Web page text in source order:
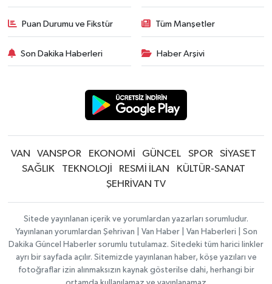
Puan Durumu ve Fikstür Tüm Manşetler
Son Dakika Haberleri Haber Arşivi
VAN VANSPOR EKONOMİ GÜNCEL SPOR
SİYASET
SAĞLIK
TEKNOLOJİ RESMİ İLAN
KÜLTÜR-SANAT
ŞEHRİVAN TV
Sitede yayınlanan içerik ve yorumlardan yazarları sorumludur.
Yayınlanan yorumlardan Şehrivan | Van Haber | Van Haberleri | Son
Dakika Güncel Haberler sorumlu tutulamaz. Sitedeki tüm harici linkler
ayrı bir sayfada açılır. Sitemizde yayınlanan haber, köşe yazıları ve
fotoğraflar izin alınmaksızın kaynak gösterilse dahi, herhangi bir